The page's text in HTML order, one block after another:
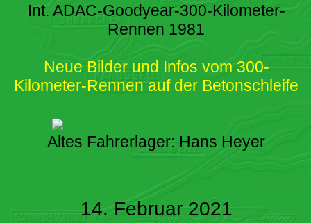
Int. ADAC-Goodyear-300-Kilometer-
Rennen 1981
Neue Bilder und Infos vom 300-
Kilometer-Rennen auf der Betonschleife
Altes Fahrerlager: Hans Heyer
14. Februar 2021